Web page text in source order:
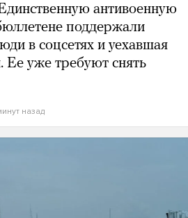
антивоенную
поддержали
в соцсетях и уехавшая
Ее уже требуют снять
назад